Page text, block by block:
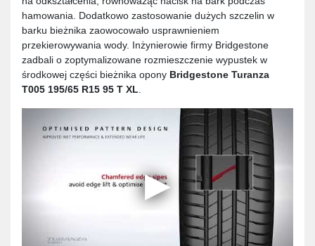
hamowania. Dodatkowo zastosowanie dużych szczelin w
barku bieżnika zaowocowało usprawnieniem
przekierowywania wody. Inżynierowie firmy Bridgestone
zadbali o zoptymalizowane rozmieszczenie wypustek w
środkowej części bieżnika opony Bridgestone Turanza
T005 195/65 R15 95 T XL